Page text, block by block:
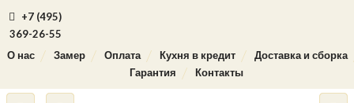
+7 (495)
369-26-55
О нас
Замер Оплата Кухня в кредит
Доставка и сборка
Гарантия
Контакты